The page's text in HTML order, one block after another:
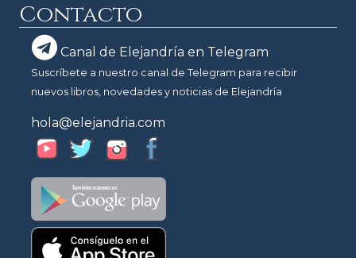
Contacto
Canal de Elejandría en Telegram
Suscríbete a nuestro canal de Telegram para recibir
nuevos libros, novedades y noticias de Elejandría
hola@elejandria.com